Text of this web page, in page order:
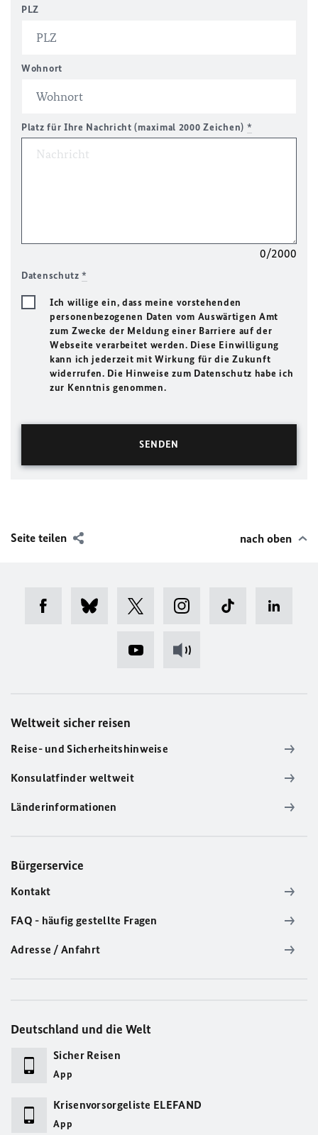
PLZ
Wohnort
Platz für Ihre Nachricht (maximal 2000 Zeichen) *
0/2000
Datenschutz*
Ich willige ein, dass meine vorstehenden
personenbezogenen Daten vom Auswärtigen Amt
zum Zwecke der Meldung einer Barriere auf der
Webseite verarbeitet werden. Diese Einwilligung
kann ich jederzeit mit Wirkung für die Zukunft
widerrufen. Die Hinweise zum Datenschutz habe ich
zur Kenntnis genommen.
Seite teilen nach oben
Weltweit sicher reisen
Reise- und Sicherheitshinweise
Konsulatfinder weltweit
Länderinformationen
Bürgerservice
Kontakt
FAQ - häufig gestellte Fragen
Adresse / Anfahrt
Deutschland und die Welt
Sicher Reisen
App
Krisenvorsorgeliste ELEFAND
App